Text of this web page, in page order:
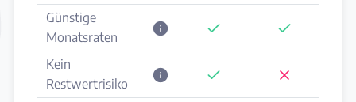
Günstige
Monatsraten
Kein
Restwertrisiko